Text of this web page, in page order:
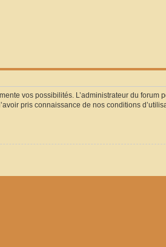
vos possibilités. L’administrateur du forum
pris connaissance de nos conditions